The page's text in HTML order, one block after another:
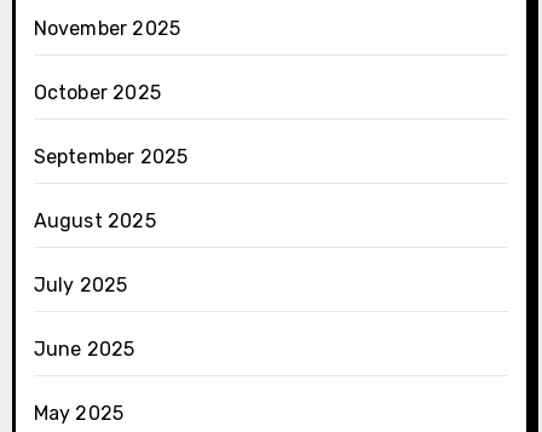
November 2025
October 2025
September 2025
August 2025
July 2025
June 2025
May 2025